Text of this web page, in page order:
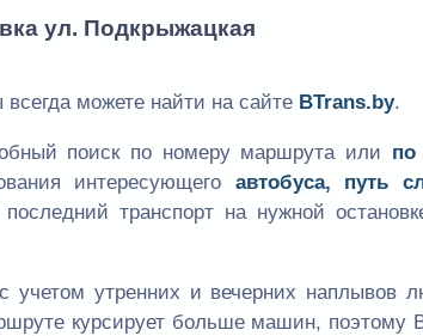
ул. Подкрыжацкая
всегда можете найти на сайте BTrans.by.
поиск по номеру маршрута или по
интересующего автобуса, путь
транспорт на нужной
учетом утренних и вечерних наплывов
курсирует больше машин, поэтому